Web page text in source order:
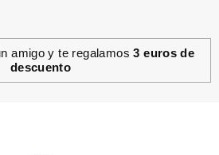
amigo y te regalamos3 euros de
descuento